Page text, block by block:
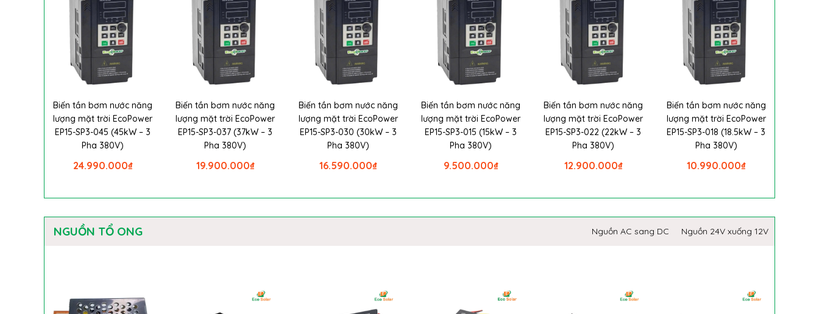
Biến tần bơm nước năng
lượng mặt trời EcoPower
EP15-SP3-045 (45kW – 3
Pha 380V)
₫
24.990.000
Biến tần bơm nước năng
lượng mặt trời EcoPower
EP15-SP3-037 (37kW – 3
Pha 380V)
₫
19.900.000
Biến tần bơm nước năng
lượng mặt trời EcoPower
EP15-SP3-030 (30kW – 3
Pha 380V)
₫
16.590.000
Biến tần bơm nước năng
lượng mặt trời EcoPower
EP15-SP3-015 (15kW – 3
Pha 380V)
₫
9.500.000
Biến tần bơm nước năng
lượng mặt trời EcoPower
EP15-SP3-022 (22kW – 3
Pha 380V)
₫
12.900.000
Biến tần bơm nước năng
lượng mặt trời EcoPower
EP15-SP3-018 (18.5kW – 3
Pha 380V)
₫
10.990.000
NGUỒN TỔ ONG Nguồn AC sang DC Nguồn 24V xuống 12V